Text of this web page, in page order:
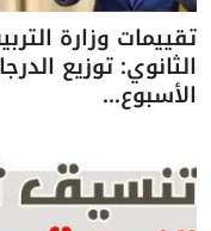
الثانوي: توزيع
الأسبوع...